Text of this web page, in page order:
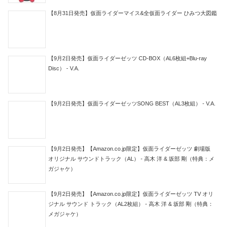
【8月31日発売】仮面ライダーマイス&全仮面ライダー ひみつ大図鑑
【9月2日発売】仮面ライダーゼッツ CD-BOX（AL6枚組+Blu-ray
Disc） - V.A.
【9月2日発売】仮面ライダーゼッツSONG BEST（AL3枚組） - V.A.
【9月2日発売】【Amazon.co.jp限定】仮面ライダーゼッツ 劇場版
オリジナル サウンドトラック（AL） - 高木 洋 & 坂部 剛（特典：メ
ガジャケ）
【9月2日発売】【Amazon.co.jp限定】仮面ライダーゼッツ TV オリ
ジナル サウンド トラック（AL2枚組） - 高木 洋 & 坂部 剛（特典：
メガジャケ）